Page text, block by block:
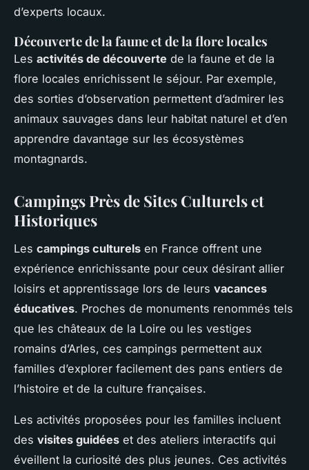
d’experts locaux.
Découverte de la faune et de la flore locales
Les activités de découverte de la faune et de la
flore locales enrichissent le séjour. Par exemple,
des sorties d’observation permettent d’admirer les
animaux sauvages dans leur habitat naturel et d’en
apprendre davantage sur les écosystèmes
montagnards.
Campings Près de Sites Culturels et
Historiques
Les campings culturels en France offrent une
expérience enrichissante pour ceux désirant allier
loisirs et apprentissage lors de leurs vacances
éducatives. Proches de monuments renommés tels
que les châteaux de la Loire ou les vestiges
romains d’Arles, ces campings permettent aux
familles d’explorer facilement des pans entiers de
l’histoire et de la culture françaises.
Les activités proposées pour les familles incluent
des visites guidées et des ateliers interactifs qui
éveillent la curiosité des plus jeunes. Ces activités